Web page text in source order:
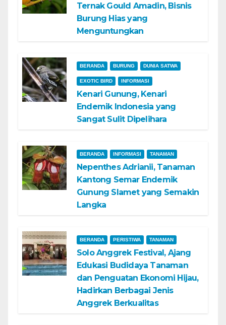
Ternak Gould Amadin, Bisnis
Burung Hias yang
Menguntungkan
BERANDA BURUNG DUNIA SATWA
EXOTIC BIRD INFORMASI
Kenari Gunung, Kenari
Endemik Indonesia yang
Sangat Sulit Dipelihara
BERANDA INFORMASI TANAMAN
Nepenthes Adrianii, Tanaman
Kantong Semar Endemik
Gunung Slamet yang Semakin
Langka
BERANDA PERISTIWA TANAMAN
Solo Anggrek Festival, Ajang
Edukasi Budidaya Tanaman
dan Penguatan Ekonomi Hijau,
Hadirkan Berbagai Jenis
Anggrek Berkualitas